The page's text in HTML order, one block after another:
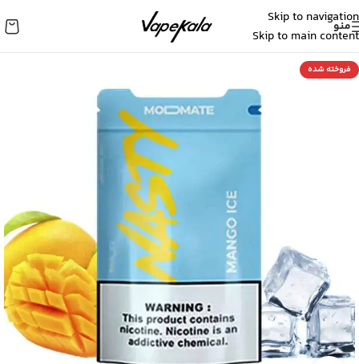
Skip to navigation
Skip to main content
منو
فروخته شده